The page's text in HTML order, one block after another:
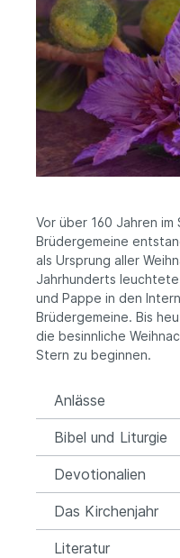
Vor über 160 Jahren
Brüdergemeine
als Ursprung aller
Jahrhunderts
und Pappe in den
Brüdergemeine. Bis
die besinnliche
Stern zu beginnen.
Anlässe
Bibel und Liturgie
Devotionalien
Das Kirchenjahr
Literatur